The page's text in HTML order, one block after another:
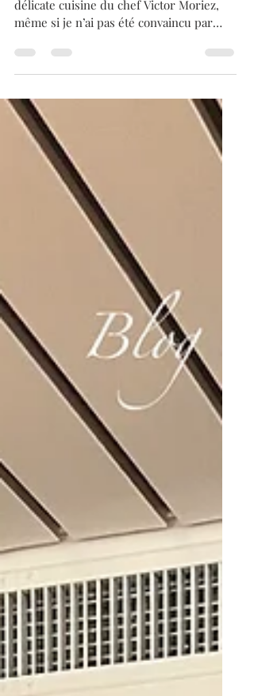
Coup de cœur pour la surprenante et
délicate cuisine du chef Victor Moriez,
même si je n’ai pas été convaincu par
la direction de Julien Ayer. Repas du
21.06 2026, pour une ouverture spéciale,
le dimanche midi. Ce midi, j’ai eu
l’occasion de passer un moment
incroyable dans un cadre des plus
accueillants. La salle, signé Mario Botta.
Une fois n’est pas coutume, j’ai
accompagné mon repas d’un m